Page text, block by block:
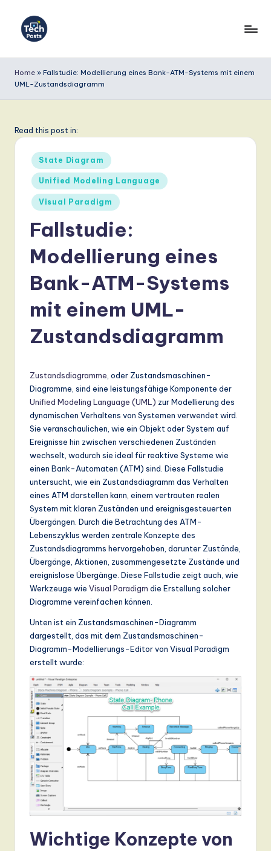
e
c
P
G
m
T
d
A
o
ft
w
Home » Fallstudie: Modellierung eines Bank-ATM-Systems mit einem
UML-Zustandsdiagramm
Read this post in:
Posted
in
State Diagram
Unified Modeling Language
Visual Paradigm
Fallstudie:
Modellierung eines
Bank-ATM-Systems
mit einem UML-
Zustandsdiagramm
Zustandsdiagramme , oder Zustandsmaschinen-
Diagramme, sind eine leistungsfähige Komponente der
Unified Modeling Language (UML) zur Modellierung des
dynamischen Verhaltens von Systemen verwendet wird.
Sie veranschaulichen, wie ein Objekt oder System auf
Ereignisse hin zwischen verschiedenen Zuständen
wechselt, wodurch sie ideal für reaktive Systeme wie
einen Bank-Automaten (ATM) sind. Diese Fallstudie
untersucht, wie ein Zustandsdiagramm das Verhalten
eines ATM darstellen kann, einem vertrauten realen
System mit klaren Zuständen und ereignisgesteuerten
Übergängen. Durch die Betrachtung des ATM-
Lebenszyklus werden zentrale Konzepte des
Zustandsdiagramms hervorgehoben, darunter Zustände,
Übergänge, Aktionen, zusammengesetzte Zustände und
ereignislose Übergänge. Diese Fallstudie zeigt auch, wie
Werkzeuge wie Visual Paradigm die Erstellung solcher
Diagramme vereinfachen können.
Unten ist ein Zustandsmaschinen-Diagramm
dargestellt, das mit dem Zustandsmaschinen-
Diagramm-Modellierungs-Editor von Visual Paradigm
erstellt wurde:
Wichtige Konzepte von